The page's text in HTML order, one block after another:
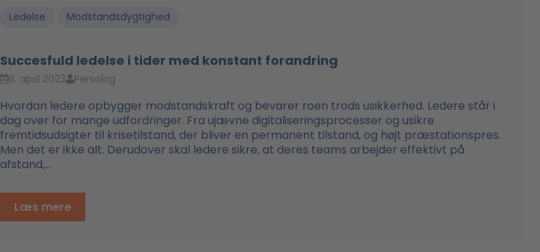
Ledelse Modstandsdygtighed
Succesfuld ledelse i tider med konstant forandring
6. april 2023 Persolog
Hvordan ledere opbygger modstandskraft og bevarer roen trods usikkerhed. Ledere står i
dag over for mange udfordringer. Fra ujævne digitaliseringsprocesser og usikre
fremtidsudsigter til krisetilstand, der bliver en permanent tilstand, og højt præstationspres.
Men det er ikke alt. Derudover skal ledere sikre, at deres teams arbejder effektivt på
afstand,...
Læs mere